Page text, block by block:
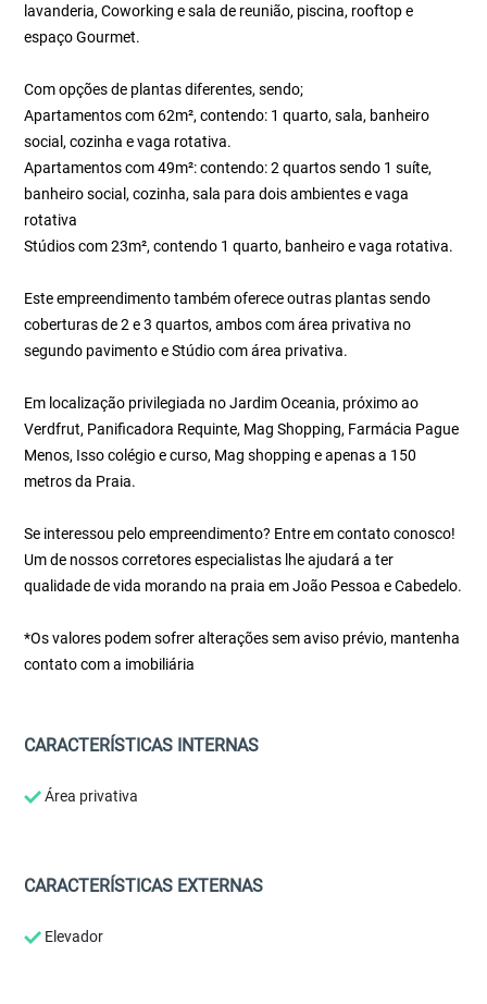
lavanderia, Coworking e sala de reunião, piscina, rooftop e
espaço Gourmet.
Com opções de plantas diferentes, sendo;
Apartamentos com 62m², contendo: 1 quarto, sala, banheiro
social, cozinha e vaga rotativa.
Apartamentos com 49m²: contendo: 2 quartos sendo 1 suíte,
banheiro social, cozinha, sala para dois ambientes e vaga
rotativa
Stúdios com 23m², contendo 1 quarto, banheiro e vaga rotativa.
Este empreendimento também oferece outras plantas sendo
coberturas de 2 e 3 quartos, ambos com área privativa no
segundo pavimento e Stúdio com área privativa.
Em localização privilegiada no Jardim Oceania, próximo ao
Verdfrut, Panificadora Requinte, Mag Shopping, Farmácia Pague
Menos, Isso colégio e curso, Mag shopping e apenas a 150
metros da Praia.
Se interessou pelo empreendimento? Entre em contato conosco!
Um de nossos corretores especialistas lhe ajudará a ter
qualidade de vida morando na praia em João Pessoa e Cabedelo.
*Os valores podem sofrer alterações sem aviso prévio, mantenha
contato com a imobiliária
CARACTERÍSTICAS INTERNAS
Área privativa
CARACTERÍSTICAS EXTERNAS
Elevador